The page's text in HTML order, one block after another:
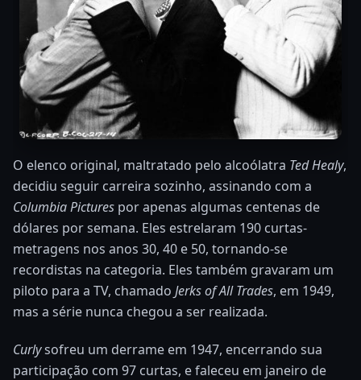
O elenco original, maltratado pelo alcoólatra Ted Healy,
decidiu seguir carreira sozinho, assinando com a
Columbia Pictures por apenas algumas centenas de
dólares por semana. Eles estrelaram 190 curtas-
metragens nos anos 30, 40 e 50, tornando-se
recordistas na categoria. Eles também gravaram um
piloto para a TV, chamado Jerks of All Trades, em 1949,
mas a série nunca chegou a ser realizada.
Curlysofreu um derrame em 1947, encerrando sua
participação com 97 curtas, e faleceu em janeiro de